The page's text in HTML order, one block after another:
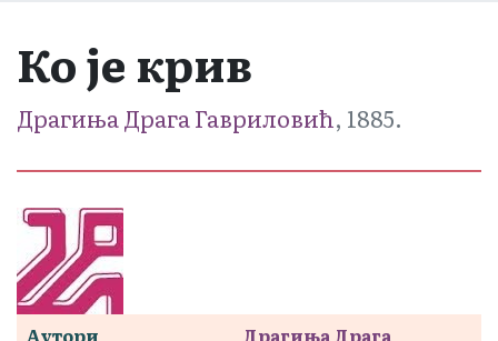
Ко је крив
Драгиња Драга Гавриловић, 1885.
Аутори
Драгиња Драга